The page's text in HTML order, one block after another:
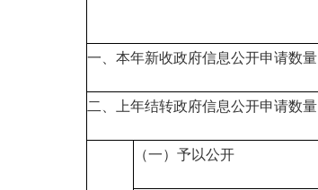
一、本年新收政府信息公开申请数量
二、上年结转政府信息公开申请数量
（一）予以公开